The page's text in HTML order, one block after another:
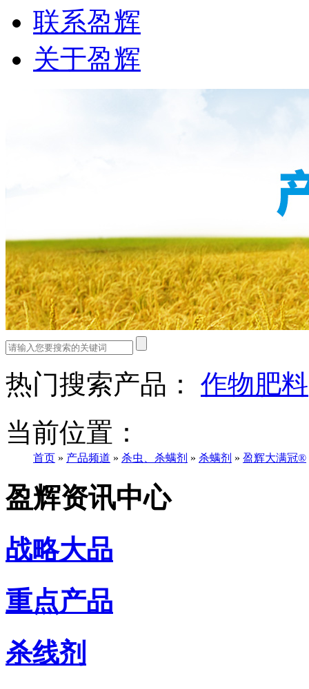
联系盈辉
关于盈辉
热门搜索产品： 作物肥料
当前位置：
首页 » 产品频道 » 杀虫、杀螨剂 » 杀螨剂 » 盈辉大满冠®
盈辉资讯中心
战略大品
重点产品
杀线剂